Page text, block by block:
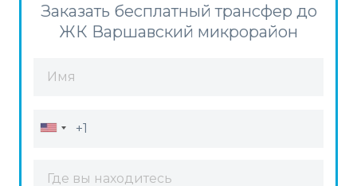
Заказать бесплатный трансфер до
ЖК Варшавский микрорайон